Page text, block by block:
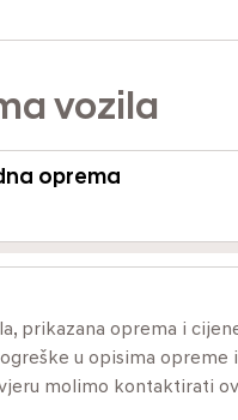
vozila
oprema
prikazana oprema i
u opisima
molimo kontaktirati